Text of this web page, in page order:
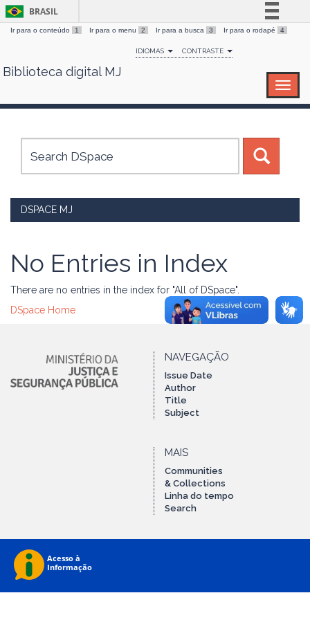
Skip
BRASIL
Simplifique!
Comunica BR
Canais
Ir para o conteúdo 1 Ir para o menu 2 Ir para a busca 3 Ir para o rodapé 4
IDIOMAS CONTRASTE
Biblioteca digital MJ
DSPACE MJ
No Entries in Index
There are no entries in the index for "All of DSpace".
DSpace Home
NAVEGAÇÃO
Issue Date
Author
Title
Subject
MAIS
Communities
& Collections
Linha do tempo
Search